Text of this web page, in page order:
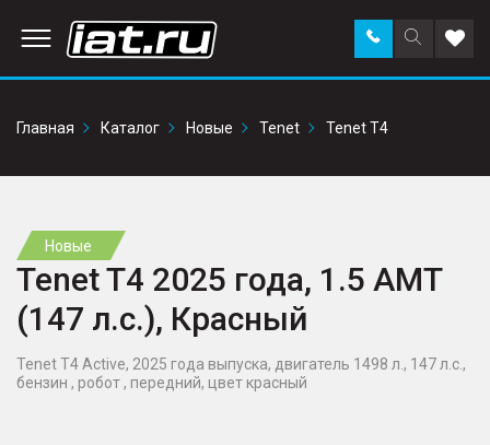
Поиск
по
Заказать
звонок в
Главная
Каталог Новые Tenet Tenet T4
Новые
Tenet T4 2025 года, 1.5 AMT
(147 л.с.), Красный
Tenet T4 Active, 2025 года выпуска, двигатель 1498 л., 147 л.с.,
бензин , робот , передний, цвет красный